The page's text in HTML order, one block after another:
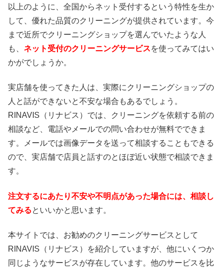
以上のように、全国からネット受付するという特性を生か
して、優れた品質のクリーニングが提供されています。今
まで近所でクリーニングショップを選んでいたような人
も、 ネット受付のクリーニングサービスを使ってみてはい
かがでしょうか。
実店舗を使ってきた人は、実際にクリーニングショップの
人と話ができないと不安な場合もあるでしょう。
RINAVIS（リナビス）では、クリーニングを依頼する前の
相談など、電話やメールでの問い合わせが無料でできま
す。メールでは画像データを送って相談することもできる
ので、実店舗で店員と話すのとほぼ近い状態で相談できま
す。
注文するにあたり不安や不明点があった場合には、相談し
てみるといいかと思います。
本サイトでは、お勧めのクリーニングサービスとして
RINAVIS（リナビス）を紹介していますが、他にいくつか
同じようなサービスが存在しています。他のサービスを比